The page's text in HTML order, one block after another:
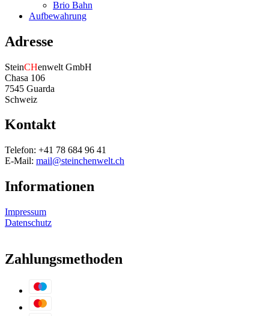
Brio Bahn
Aufbewahrung
Adresse
SteinCHenwelt GmbH
Chasa 106
7545 Guarda
Schweiz
Kontakt
Telefon: +41 78 684 96 41
E-Mail: mail@steinchenwelt.ch
Informationen
Impressum
Datenschutz
Zahlungsmethoden